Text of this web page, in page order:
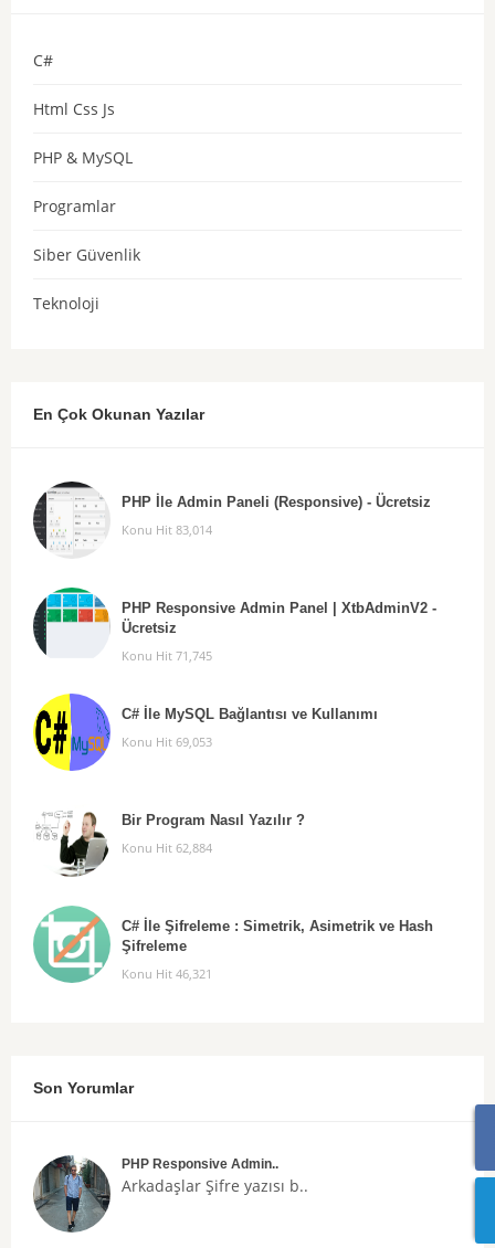
C#
Html Css Js
PHP & MySQL
Programlar
Siber Güvenlik
Teknoloji
En Çok Okunan Yazılar
PHP İle Admin Paneli (Responsive) - Ücretsiz
Konu Hit 83,014
PHP Responsive Admin Panel | XtbAdminV2 -
Ücretsiz
Konu Hit 71,745
C# İle MySQL Bağlantısı ve Kullanımı
Konu Hit 69,053
Bir Program Nasıl Yazılır ?
Konu Hit 62,884
C# İle Şifreleme : Simetrik, Asimetrik ve Hash
Şifreleme
Konu Hit 46,321
Son Yorumlar
PHP Responsive Admin..
Arkadaşlar Şifre yazısı b..